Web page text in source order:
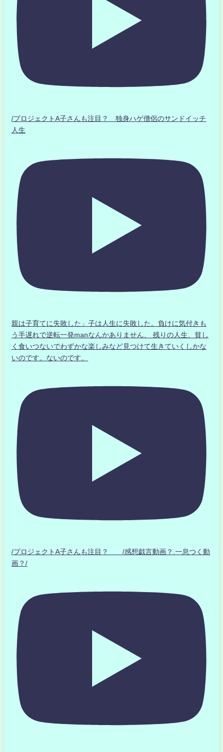
/プロジェクトA子さんも注目？ 独身ハゲ僧侶のサンドイッチ
人生
親は子育てに失敗した」子は人生に失敗した。負けに気付きも
う手遅れで逆転一発manなんかありません、 残りの人生、貧し
く食いつないでわずかな楽しみなど見つけて生きていくしかな
いのです。ないのです。
/プロジェクトA子さんも注目？ /感想戯言動画？.一息つく動
画？/